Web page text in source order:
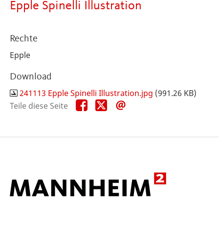
Epple Spinelli Illustration
Rechte
Epple
Download
241113 Epple Spinelli Illustration.jpg (991.26 KB)
Teile diese Seite
Teile
diese
Teile
diese